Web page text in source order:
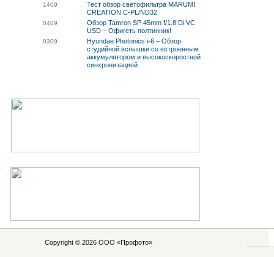
1409
Тест обзор светофильтра MARUMI
CREATION C-PL/ND32
0409
Обзор Tamron SP 45mm f/1.8 Di VC
USD – Офигеть полтинник!
0309
Hyundae Photonics i-6 – Обзор
студийной вспышки со встроенным
аккумулятором и высокоскоростной
синхронизацией.
Copyright © 2026 ООО «Профото»